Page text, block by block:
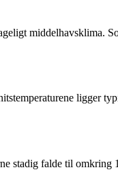
ligger
stadig falde til